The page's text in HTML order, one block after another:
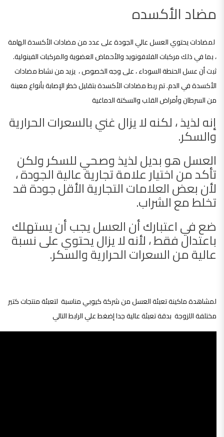
مضاد الأكسده
لمضادات يحتوي العسل عالي الجودة على عدد من مضادات الأكسدة الهامة
، بما في ذلك مركبات الفلافونويد والأحماض العضوية والمركبات الفينولية.
ثبت أن عسل الحنطة السوداء ، على وجه الخصوص ، يزيد من نشاط مضادات
الأكسدة في الدم. تم ربط مضادات الأكسدة بتقليل خطر الإصابة بأنواع معينة
من السرطان وأمراض القلب والسكتة الدماغية
إنه لذيذ ، لكنه لا يزال غني بالسعرات الحرارية
والسكر.
العسل هو بديل لذيذ وصحي للسكر ولكن
تأكد من اختيار علامة تجارية عالية الجودة ،
لأن بعض العلامات التجارية الأقل جودة قد
تخلط مع الشراب.
ضع في اعتبارك أن العسل يجب أن يستهلك
باعتدال فقط ، لأنه لا يزال يحتوي على نسبة
عالية من السعرات الحرارية والسكر.
لمشاهدة ماكينة تعبئة العسل من شركة كيوبي مناسبة لتعبئة منتجات كتير
مختلفة اللزوجة بدقة تعبئة عالية جدا إضغط علي الرابط التالي